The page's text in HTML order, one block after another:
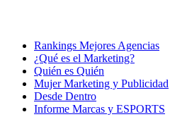
Rankings Mejores Agencias
¿Qué es el Marketing?
Quién es Quién
Mujer Marketing y Publicidad
Desde Dentro
Informe Marcas y ESPORTS